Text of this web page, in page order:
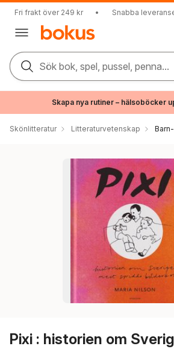
Fri frakt över 249 kr • Snabba
Sök bok, spel, pussel, penna...
Skapa nya rutiner – hälsoböcker
Skönlitteratur Litteraturvetenskap
Pixi : historien om